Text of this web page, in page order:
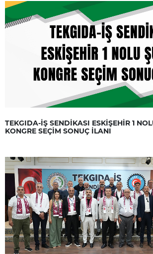
TEKGIDA-İŞ SENDİKASI ESKİŞEHİR 1
KONGRE SEÇİM SONUÇ İLANI